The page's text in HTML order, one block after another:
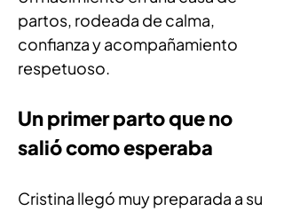
partos, rodeada de calma,
confianza y acompañamiento
respetuoso.
Un primer parto que no
salió como esperaba
Cristina llegó muy preparada a su